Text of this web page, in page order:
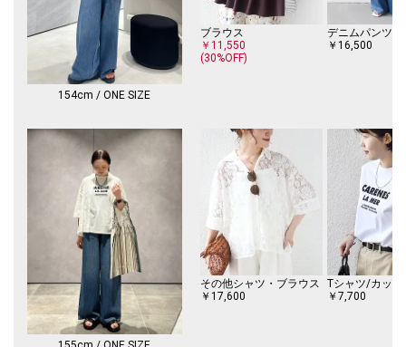
154cm / ONE SIZE
ブラウス
￥11,550
(30%OFF)
デニムパンツ
￥16,500
その他シャツ・ブラウス
￥17,600
Tシャツ/カット
￥7,700